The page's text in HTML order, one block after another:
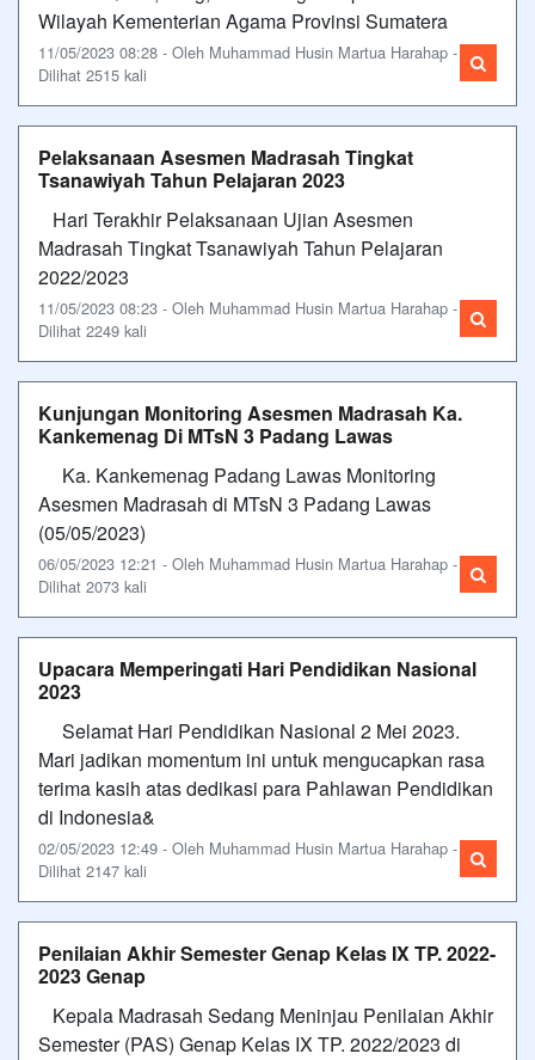
Wilayah Kementerian Agama Provinsi Sumatera
11/05/2023 08:28 - Oleh Muhammad Husin Martua Harahap -
Dilihat 2515 kali
Pelaksanaan Asesmen Madrasah Tingkat
Tsanawiyah Tahun Pelajaran 2023
Hari Terakhir Pelaksanaan Ujian Asesmen
Madrasah Tingkat Tsanawiyah Tahun Pelajaran
2022/2023
11/05/2023 08:23 - Oleh Muhammad Husin Martua Harahap -
Dilihat 2249 kali
Kunjungan Monitoring Asesmen Madrasah Ka.
Kankemenag Di MTsN 3 Padang Lawas
Ka. Kankemenag Padang Lawas Monitoring
Asesmen Madrasah di MTsN 3 Padang Lawas
(05/05/2023)
06/05/2023 12:21 - Oleh Muhammad Husin Martua Harahap -
Dilihat 2073 kali
Upacara Memperingati Hari Pendidikan Nasional
2023
Selamat Hari Pendidikan Nasional 2 Mei 2023.
Mari jadikan momentum ini untuk mengucapkan rasa
terima kasih atas dedikasi para Pahlawan Pendidikan
di Indonesia&
02/05/2023 12:49 - Oleh Muhammad Husin Martua Harahap -
Dilihat 2147 kali
Penilaian Akhir Semester Genap Kelas IX TP. 2022-
2023 Genap
Kepala Madrasah Sedang Meninjau Penilaian Akhir
Semester (PAS) Genap Kelas IX TP. 2022/2023 di